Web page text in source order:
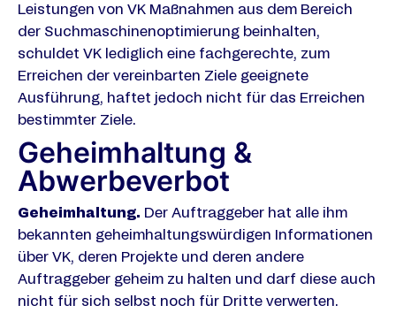
Leistungen von VK Maßnahmen aus dem Bereich
der Suchmaschinenoptimierung beinhalten,
schuldet VK lediglich eine fachgerechte, zum
Erreichen der vereinbarten Ziele geeignete
Ausführung, haftet jedoch nicht für das Erreichen
bestimmter Ziele.
Geheimhaltung &
Abwerbeverbot
Geheimhaltung. Der Auftraggeber hat alle ihm
bekannten geheimhaltungswürdigen Informationen
über VK, deren Projekte und deren andere
Auftraggeber geheim zu halten und darf diese auch
nicht für sich selbst noch für Dritte verwerten.